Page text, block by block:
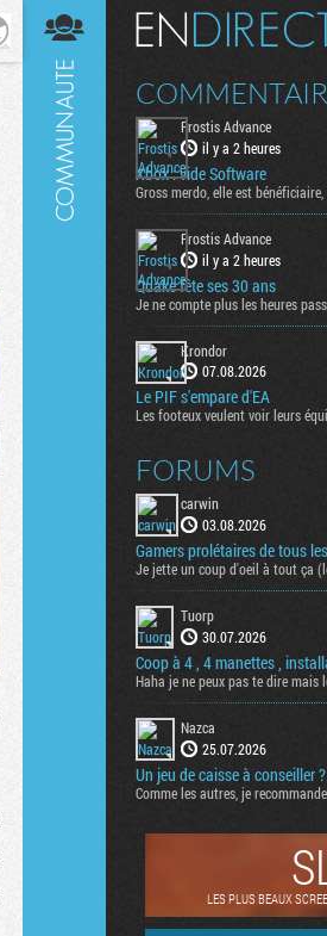
Digest
Frostis Advance
il y a 2 heures
Xbox : vide Software
Gross merdo, elle est
Frostis Advance
il y a 2 heures
Quake fête ses 30 ans
Je ne compte plus les heures
Krondor
07.08.2026
Le PIF s'empare d'EA
Les footeux veulent voir leurs
FORUMS
carwin
03.08.2026
Gamers prolétaires de tous
Je jette un coup d'oeil à tout ça
Tuorp
30.07.2026
Coop à 4 , 4 manettes ,
Haha je ne peux pas te dire mais
Nazca
25.07.2026
Un jeu de caisse à conseiller ?
Comme les autres, je
LES PLUS BEAUX